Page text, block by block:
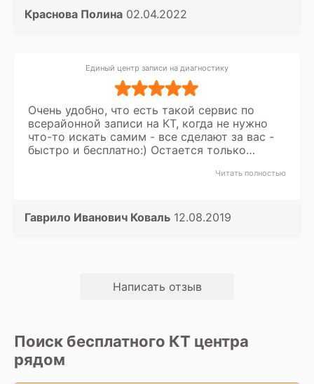
Краснова Полина 02.04.2022
Единый центр записи на диагностику
Очень удобно, что есть такой сервис по
всерайонной записи на КТ, когда не нужно
что-то искать самим - все сделают за вас -
быстро и бесплатно:) Остается только
помощь и советы, как со скидкойЧитать полностью
Гаврило Иванович Коваль 12.08.2019
Написать отзыв
Поиск бесплатного КТ центра
рядом